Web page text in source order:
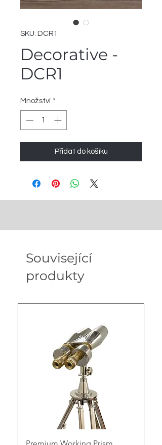
SKU: DCR1
Decorative -
DCR1
Množství *
Přidat do košíku
Související
produkty
Premium Working Prism